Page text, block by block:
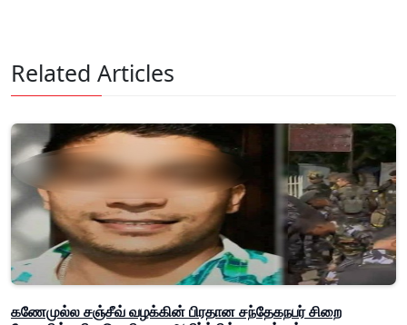
Related Articles
கணேமுல்ல சஞ்சீவ் வழக்கின் பிரதான சந்தேகநபர் சிறை